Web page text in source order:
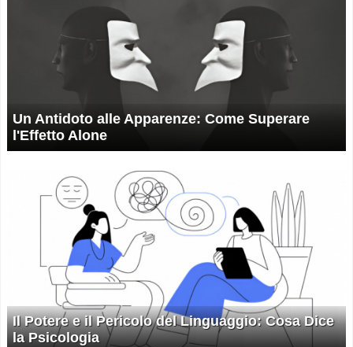
Un Antidoto alle Apparenze: Come Superare
l'Effetto Alone
Il Potere e il Pericolo del Linguaggio: Cosa Dice
la Psicologia